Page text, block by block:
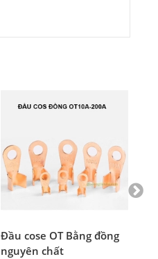
Đầu cose OT Bằng đồng
nguyên chất